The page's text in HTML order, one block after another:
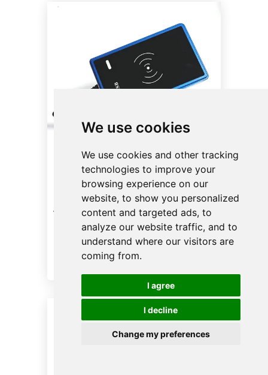
We use cookies
We use cookies and other tracking
technologies to improve your
browsing experience on our
website, to show you personalized
content and targeted ads, to
analyze our website traffic, and to
understand where our visitors are
coming from.
I agree
I decline
Change my preferences
Codificador de
tarjetas de hotel
Emitir y programar tarjetas de